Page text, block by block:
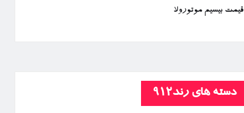
قیمت بیسیم موتورولا
دسته های رند912